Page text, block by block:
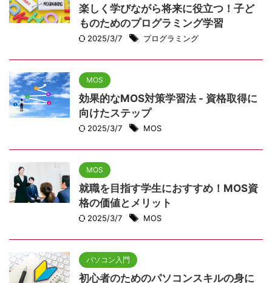
楽しく学びながら将来に役立つ！子ど
ものためのプログラミング学習
2025/3/7 プログラミング
MOS
効果的なMOS対策学習法 - 資格取得に
向けたステップ
2025/3/7 MOS
MOS
就職を目指す学生におすすめ！MOS資
格の価値とメリット
2025/3/7 MOS
パソコン入門
初心者のためのパソコンスキルの身に